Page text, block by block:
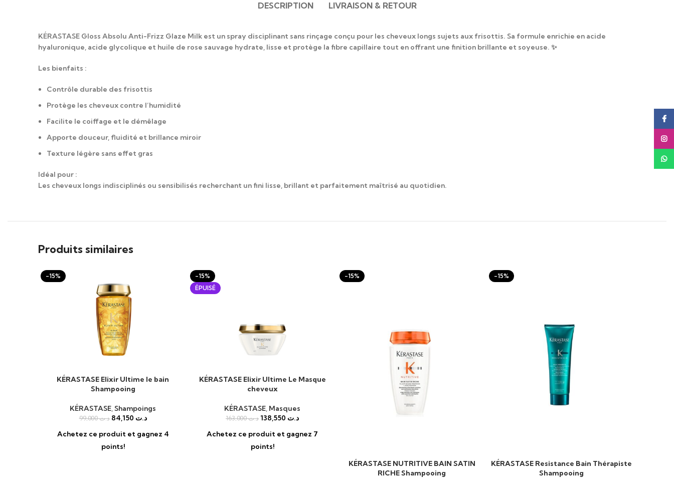
DESCRIPTION LIVRAISON & RETOUR
KÉRASTASE Gloss Absolu Anti-Frizz Glaze Milk est un spray disciplinant sans rinçage conçu pour les cheveux longs sujets aux frisottis. Sa formule enrichie en acide
hyaluronique, acide glycolique et huile de rose sauvage hydrate, lisse et protège la fibre capillaire tout en offrant une finition brillante et soyeuse. ✨
Les bienfaits :
Contrôle durable des frisottis
Protège les cheveux contre l’humidité
Facilite le coiffage et le démêlage
Apporte douceur, fluidité et brillance miroir
Texture légère sans effet gras
Idéal pour :
Les cheveux longs indisciplinés ou sensibilisés recherchant un fini lisse, brillant et parfaitement maîtrisé au quotidien.
Produits similaires
-15%
AJOUTER AU PANIER
KÉRASTASE Elixir Ultime le bain
Shampooing
KÉRASTASE,Shampoings
د.ت99,000 د.ت
Achetez ce produit et gagnez 4
points!
-15%
ÉPUISÉ
LIRE LA SUITE
KÉRASTASE Elixir Ultime Le Masque
cheveux
KÉRASTASE, Masques
د.ت163,000 د.ت
Achetez ce produit et gagnez 7
points!
-15%
AJOUTER AU PANIER
KÉRASTASE NUTRITIVE BAIN SATIN
RICHE Shampooing
-15%
AJOUTER AU PANIER
KÉRASTASE Resistance Bain Thérapiste
Shampooing